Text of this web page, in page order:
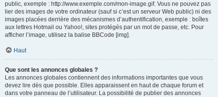
public, exemple : http://www.exemple.com/mon-image.gif. Vous ne pouvez pas
lier des images de votre ordinateur (sauf si c’est un serveur Web public) ni des
images placées derrière des mécanismes d’authentification, exemple : boîtes
aux lettres Hotmail ou Yahoo!, sites protégés par un mot de passe, etc. Pour
afficher l’image, utilisez la balise BBCode [img].
Haut
Que sont les annonces globales ?
Les annonces globales contiennent des informations importantes que vous
devez lire dès que possible. Elles apparaissent en haut de chaque forum et
dans votre panneau de l’utilisateur. La possibilité de publier des annonces